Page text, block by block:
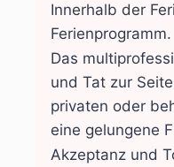
Innerhalb der
Ferienprogramm.
Das
und Tat zur
privaten oder
eine gelungene
Akzeptanz und